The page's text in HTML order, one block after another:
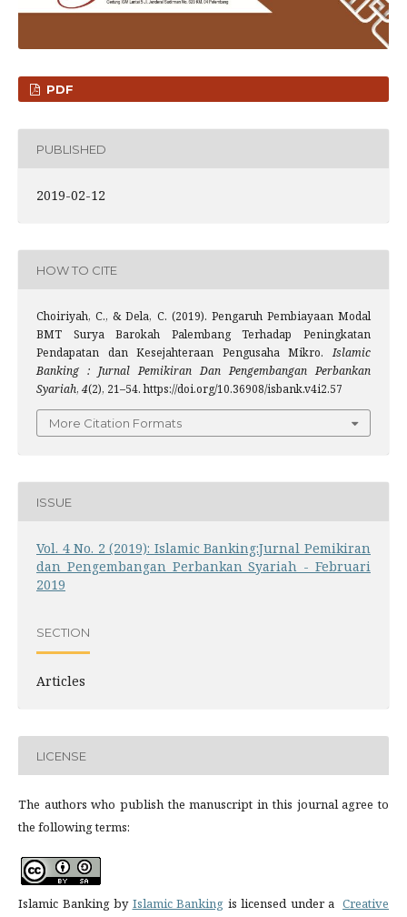
PDF
PUBLISHED
2019-02-12
HOW TO CITE
Choiriyah, C., & Dela, C. (2019). Pengaruh Pembiayaan Modal
BMT Surya Barokah Palembang Terhadap Peningkatan
Pendapatan dan Kesejahteraan Pengusaha Mikro.Islamic
Banking : Jurnal Pemikiran Dan Pengembangan Perbankan
Syariah, 4(2), 21–54. https://doi.org/10.36908/isbank.v4i2.57
More Citation Formats
ISSUE
Vol. 4 No. 2 (2019): Islamic Banking:Jurnal Pemikiran
dan Pengembangan Perbankan Syariah - Februari
2019
SECTION
Articles
LICENSE
The authors who publish the manuscript in this journal agree to
the following terms:
Islamic Banking by Islamic Banking is licensed under a Creative